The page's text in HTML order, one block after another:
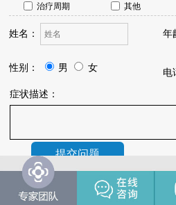
治疗周期
其他
姓名： 年
性别： 男 女
电
症状描述：
温馨提示：
我院将于24小时内与您
意来电。